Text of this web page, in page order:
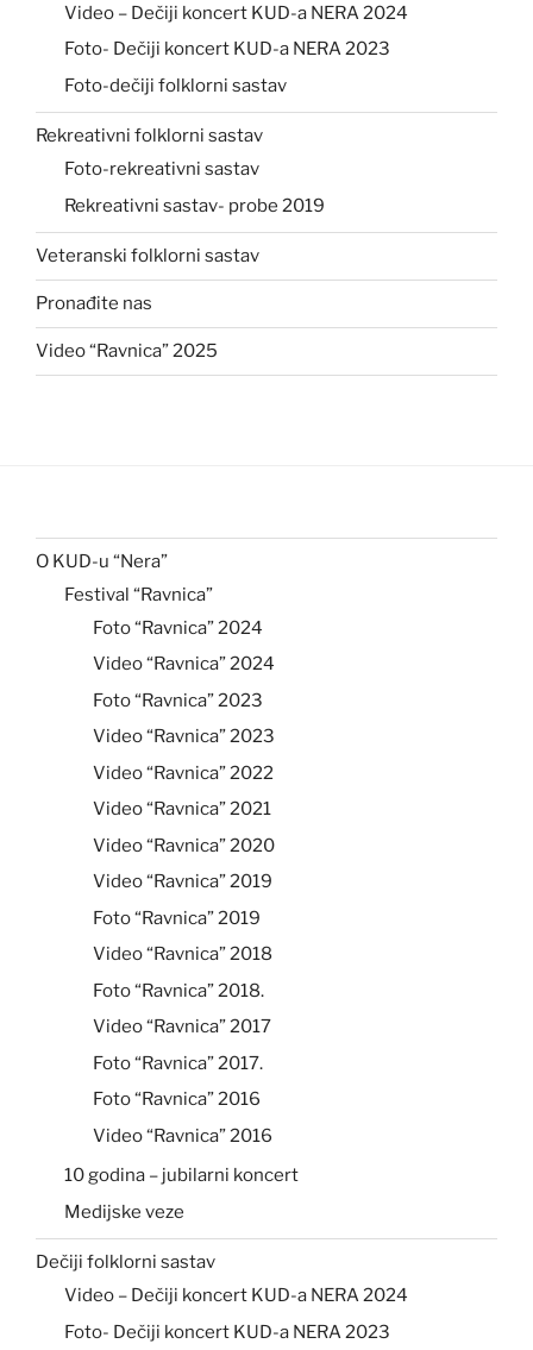
Video – Dečiji koncert KUD-a NERA 2024
Foto- Dečiji koncert KUD-a NERA 2023
Foto-dečiji folklorni sastav
Rekreativni folklorni sastav
Foto-rekreativni sastav
Rekreativni sastav- probe 2019
Veteranski folklorni sastav
Pronađite nas
Video “Ravnica” 2025
O KUD-u “Nera”
Festival “Ravnica”
Foto “Ravnica” 2024
Video “Ravnica” 2024
Foto “Ravnica” 2023
Video “Ravnica” 2023
Video “Ravnica” 2022
Video “Ravnica” 2021
Video “Ravnica” 2020
Video “Ravnica” 2019
Foto “Ravnica” 2019
Video “Ravnica” 2018
Foto “Ravnica” 2018.
Video “Ravnica” 2017
Foto “Ravnica” 2017.
Foto “Ravnica” 2016
Video “Ravnica” 2016
10 godina – jubilarni koncert
Medijske veze
Dečiji folklorni sastav
Video – Dečiji koncert KUD-a NERA 2024
Foto- Dečiji koncert KUD-a NERA 2023